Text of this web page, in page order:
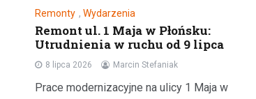
Remonty , Wydarzenia
Remont ul. 1 Maja w Płońsku:
Utrudnienia w ruchu od 9 lipca
8 lipca 2026 Marcin Stefaniak
Prace modernizacyjne na ulicy 1 Maja w